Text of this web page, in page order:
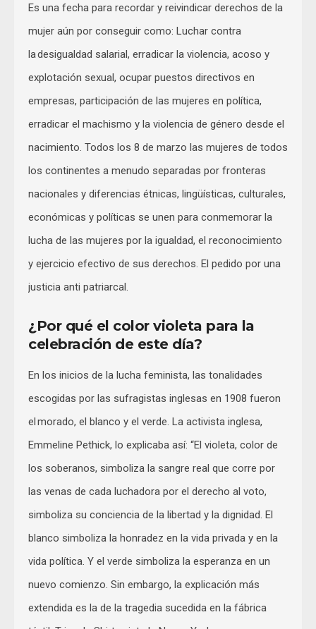
Es una fecha para recordar y reivindicar derechos de la
mujer aún por conseguir como: Luchar contra
la desigualdad salarial, erradicar la violencia, acoso y
explotación sexual, ocupar puestos directivos en
empresas, participación de las mujeres en política,
erradicar el machismo y la violencia de género desde el
nacimiento. Todos los 8 de marzo las mujeres de todos
los continentes a menudo separadas por fronteras
nacionales y diferencias étnicas, lingüísticas, culturales,
económicas y políticas se unen para conmemorar la
lucha de las mujeres por la igualdad, el reconocimiento
y ejercicio efectivo de sus derechos. El pedido por una
justicia anti patriarcal.
¿Por qué el color violeta para la
celebración de este día?
En los inicios de la lucha feminista, las tonalidades
escogidas por las sufragistas inglesas en 1908 fueron
el morado, el blanco y el verde. La activista inglesa,
Emmeline Pethick, lo explicaba así: “El violeta, color de
los soberanos, simboliza la sangre real que corre por
las venas de cada luchadora por el derecho al voto,
simboliza su conciencia de la libertad y la dignidad. El
blanco simboliza la honradez en la vida privada y en la
vida política. Y el verde simboliza la esperanza en un
nuevo comienzo. Sin embargo, la explicación más
extendida es la de la tragedia sucedida en la fábrica